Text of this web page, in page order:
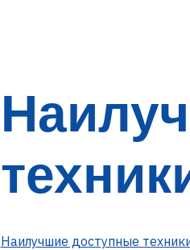
Наилучшие доступные